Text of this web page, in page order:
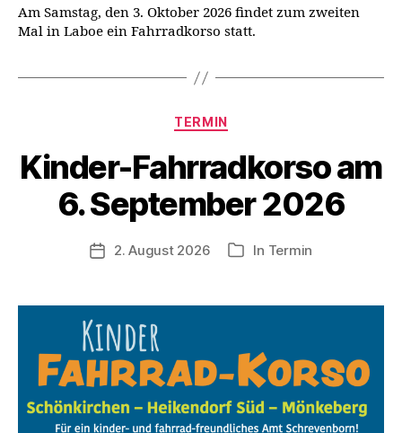
Am Samstag, den 3. Oktober 2026 findet zum zweiten
Mal in Laboe ein Fahrradkorso statt.
Kategorien
TERMIN
Kinder-Fahrradkorso am
6. September 2026
Veröffentlichungsdatum
2. August 2026 Kategorien
In Termin